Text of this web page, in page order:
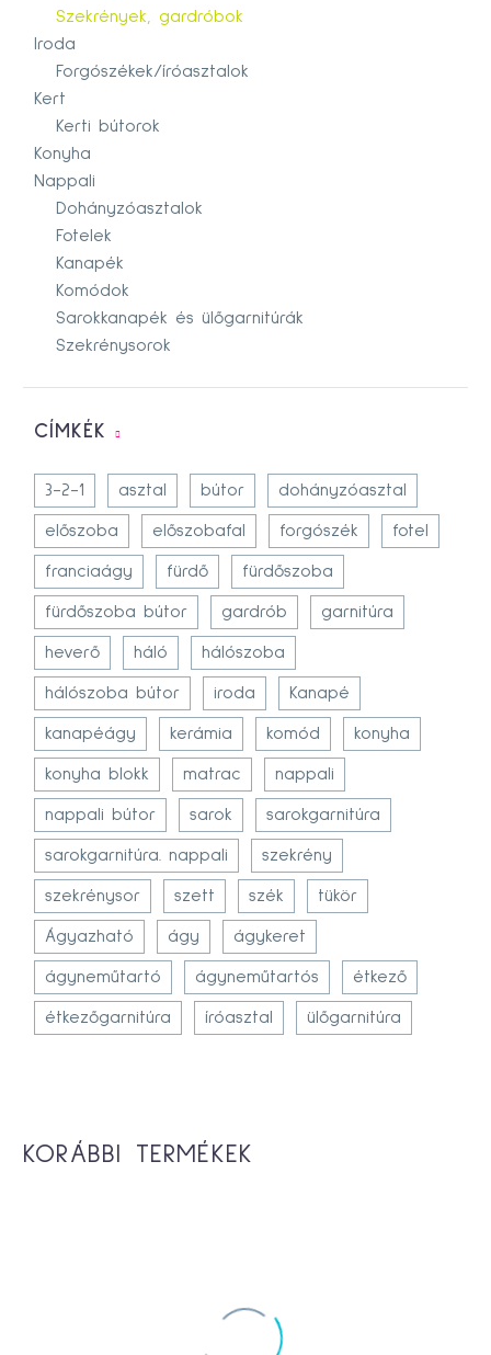
Szekrények, gardróbok
Iroda
Forgószékek/íróasztalok
Kert
Kerti bútorok
Konyha
Nappali
Dohányzóasztalok
Fotelek
Kanapék
Komódok
Sarokkanapék és ülőgarnitúrák
Szekrénysorok
CÍMKÉK
3-2-1 asztal bútor dohányzóasztal
előszoba előszobafal forgószék fotel
franciaágy fürdő fürdőszoba
fürdőszoba bútor gardrób garnitúra
heverő háló hálószoba
hálószoba bútor iroda Kanapé
kanapéágy kerámia komód konyha
konyha blokk matrac nappali
nappali bútor sarok sarokgarnitúra
sarokgarnitúra. nappali szekrény
szekrénysor szett szék tükör
Ágyazható ágy ágykeret
ágyneműtartó ágyneműtartós étkező
étkezőgarnitúra íróasztal ülőgarnitúra
KORÁBBI TERMÉKEK
245,100Ft 237,600